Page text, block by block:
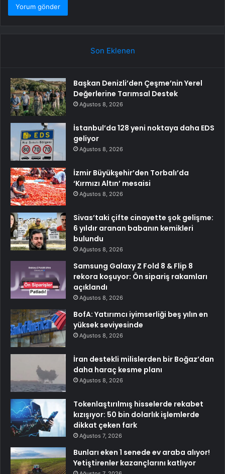
Son Eklenen
Başkan Denizli’den Çeşme’nin Yerel
Değerlerine Tarımsal Destek
Ağustos 8, 2026
İstanbul’da 128 yeni noktaya daha EDS
geliyor
Ağustos 8, 2026
İzmir Büyükşehir’den Torbalı’da
‘Kırmızı Altın’ mesaisi
Ağustos 8, 2026
Sivas’taki çifte cinayette şok gelişme:
6 yıldır aranan babanın kemikleri
bulundu
Ağustos 8, 2026
Samsung Galaxy Z Fold 8 & Flip 8
rekora koşuyor: Ön sipariş rakamları
açıklandı
Ağustos 8, 2026
BofA: Yatırımcı iyimserliği beş yılın en
yüksek seviyesinde
Ağustos 8, 2026
İran destekli milislerden bir Boğaz’dan
daha haraç kesme planı
Ağustos 8, 2026
Tokenlaştırılmış hisselerde rekabet
kızışıyor: 50 bin dolarlık işlemlerde
dikkat çeken fark
Ağustos 7, 2026
Bunları eken 1 senede ev araba alıyor!
Yetiştirenler kazançlarını katlıyor